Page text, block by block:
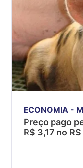
ECONOMIA -
Preço pago
R$ 3,17 no